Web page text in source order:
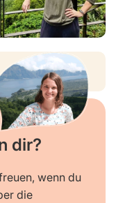
dir?
wenn du
die